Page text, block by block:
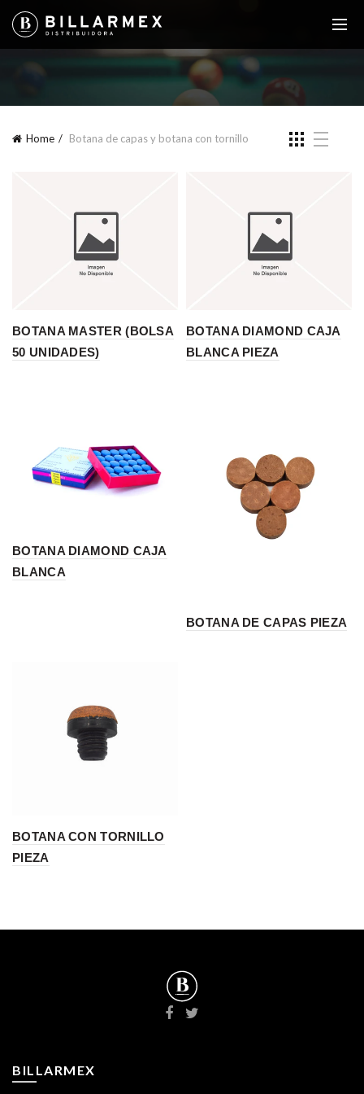
Home Botana de capas y botana con tornillo
BOTANA MASTER (BOLSA
50 UNIDADES)
BOTANA DIAMOND CAJA
BLANCA PIEZA
BOTANA DIAMOND CAJA
BLANCA
BOTANA DE CAPAS PIEZA
BOTANA CON TORNILLO
PIEZA
BILLARMEX